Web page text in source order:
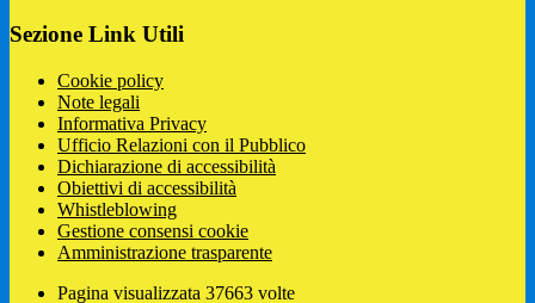
Sezione Link Utili
Cookie policy
Note legali
Informativa Privacy
Ufficio Relazioni con il Pubblico
Dichiarazione di accessibilità
Obiettivi di accessibilità
Whistleblowing
Gestione consensi cookie
Amministrazione trasparente
Pagina visualizzata 37663 volte